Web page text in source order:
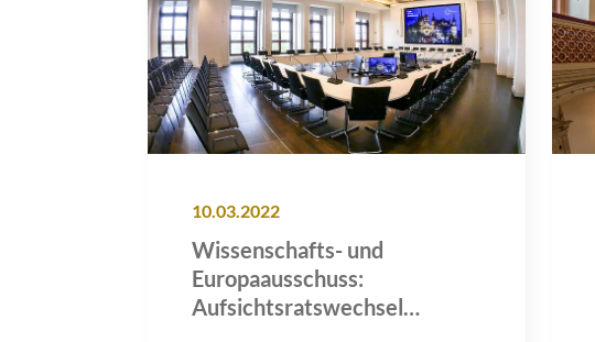
10.03.2022
Wissenschafts- und
Europaausschuss:
Aufsichtsratswechsel